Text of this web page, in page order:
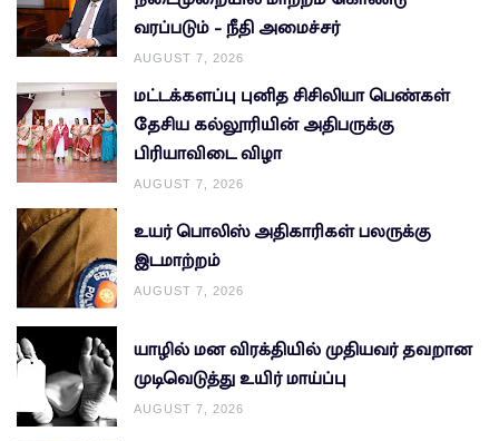
வரப்படும் – நீதி அமைச்சர்
AUGUST 7, 2026
மட்டக்களப்பு புனித சிசிலியா பெண்கள்
தேசிய கல்லூரியின் அதிபருக்கு
பிரியாவிடை விழா
AUGUST 7, 2026
உயர் பொலிஸ் அதிகாரிகள் பலருக்கு
இடமாற்றம்
AUGUST 7, 2026
யாழில் மன விரக்தியில் முதியவர் தவறான
முடிவெடுத்து உயிர் மாய்ப்பு
AUGUST 7, 2026